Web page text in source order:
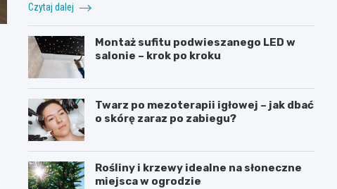
Czytaj dalej
Montaż sufitu podwieszanego LED w
salonie – krok po kroku
Twarz po mezoterapii igłowej – jak dbać
o skórę zaraz po zabiegu?
Rośliny i krzewy idealne na słoneczne
miejsca w ogrodzie